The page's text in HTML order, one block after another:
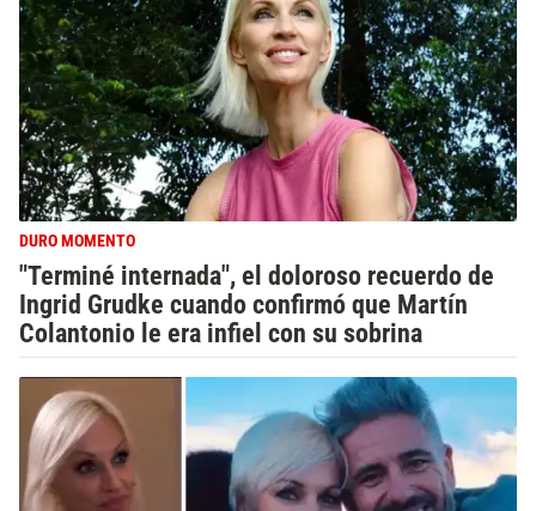
DURO MOMENTO
"Terminé internada", el doloroso recuerdo de
Ingrid Grudke cuando confirmó que Martín
Colantonio le era infiel con su sobrina